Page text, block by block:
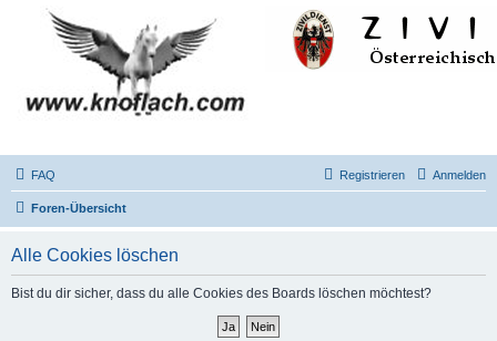
FAQ Anmelden
Registrieren
Foren-Übersicht
Alle Cookies löschen
Bist du dir sicher, dass du alle Cookies des Boards löschen möchtest?